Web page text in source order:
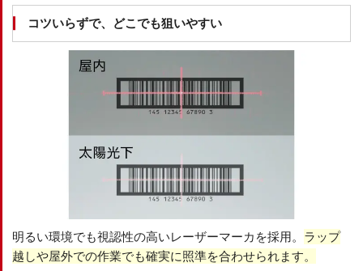
コツいらずで、どこでも狙いやすい
明るい環境でも視認性の高いレーザーマーカを採用。 ラップ
越しや屋外での作業でも確実に照準を合わせられます。